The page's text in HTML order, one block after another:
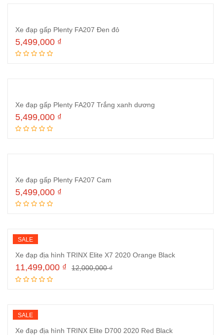
Xe đạp gấp Plenty FA207 Đen đỏ
5,499,000 ₫
Xe đạp gấp Plenty FA207 Trắng xanh dương
5,499,000 ₫
Xe đạp gấp Plenty FA207 Cam
5,499,000 ₫
SALE
Xe đạp địa hình TRINX Elite X7 2020 Orange Black
12,000,000₫
11,499,000 ₫
SALE
Xe đạp địa hình TRINX Elite D700 2020 Red Black